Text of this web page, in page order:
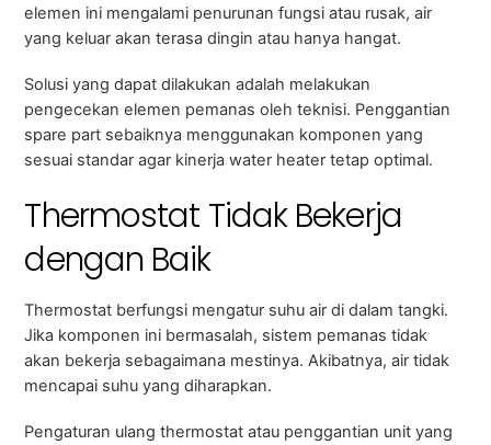
elemen ini mengalami penurunan fungsi atau rusak, air
yang keluar akan terasa dingin atau hanya hangat.
Solusi yang dapat dilakukan adalah melakukan
pengecekan elemen pemanas oleh teknisi. Penggantian
spare part sebaiknya menggunakan komponen yang
sesuai standar agar kinerja water heater tetap optimal.
Thermostat Tidak Bekerja
dengan Baik
Thermostat berfungsi mengatur suhu air di dalam tangki.
Jika komponen ini bermasalah, sistem pemanas tidak
akan bekerja sebagaimana mestinya. Akibatnya, air tidak
mencapai suhu yang diharapkan.
Pengaturan ulang thermostat atau penggantian unit yang